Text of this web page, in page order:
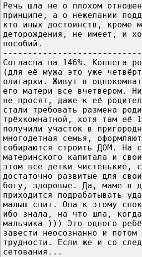
Речь шла не о плохом
принципе, а о нежелании
кто иных достоинств, кроме
деторождения, не имеет, и
пособий.
Согласна на 146%. Коллега
(для её мужа это уже
олигархи. Живут в
его матери все вчетвером.
не просят, даже к её
стали требовать размена
трёхкомнатной, хотя там её
получили участок в
многодетная семья,
собираются строить ДОМ. На
материнского капитала и
этом все детки чистенькие,
достаточно развитые для
богу, здоровые. Да, маме в
приходится подрабатывать
малыш спит. Она к этому
ибо знала, на что шла,
мальчика ))) Это одного
завести неосознанно и потом
трудности. Если же и со
сетования...